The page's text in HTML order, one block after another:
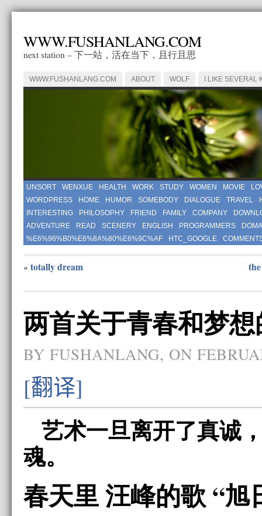
WWW.FUSHANLANG.COM
next station – 下一站，活在当下，且行且思
WWW.FUSHANLANG.COM ABOUT WOLF I LIKE SEVERAL
UNSORT WENXUE HEALTH WORK STUDY WOMEN MOVIE
WORDPRESS
HOME HUMOR SOMEBODY DIALOGUE TRAVEL
INTERESTING
PHILOSOPHY FRIEND FAMILY COMPANY
ADVENTURE
READ SCENERY ENGLISH PROGRAMMERS
%E6%96%B0%E6%8A%80%E6%9C%AF
HTC_GOOGLE
« totally dream
两首关于青春和梦
BY FUSHANLANG, ON
[翻译]
艺术一旦离开了真诚
魂。
春天里 汪峰的歌 “旭